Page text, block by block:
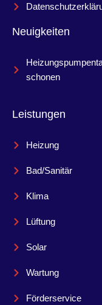
Neuigkeiten
schonen
Leistungen
Heizung
Bad/Sanitär
Klima
Lüftung
Solar
Wartung
Förderservice